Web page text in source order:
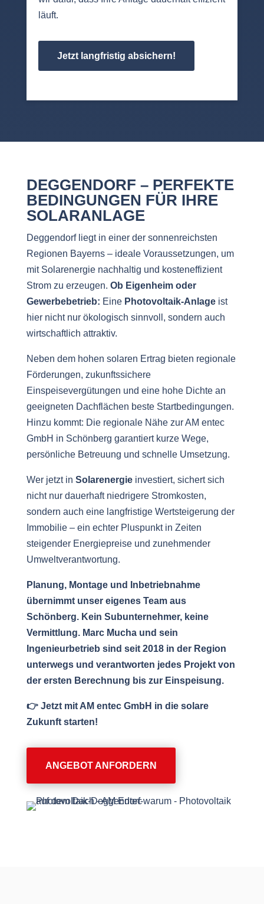
läuft.
Jetzt langfristig absichern!
DEGGENDORF – PERFEKTE
BEDINGUNGEN FÜR IHRE
SOLARANLAGE
Deggendorf liegt in einer der sonnenreichsten
Regionen Bayerns – ideale Voraussetzungen, um
mit Solarenergie nachhaltig und kosteneffizient
Strom zu erzeugen. Ob Eigenheim oder
Gewerbebetrieb: Eine Photovoltaik-Anlageist
hier nicht nur ökologisch sinnvoll, sondern auch
wirtschaftlich attraktiv.
Neben dem hohen solaren Ertrag bieten regionale
Förderungen, zukunftssichere
Einspeisevergütungen und eine hohe Dichte an
geeigneten Dachflächen beste Startbedingungen.
Hinzu kommt: Die regionale Nähe zur AM entec
GmbH in Schönberg garantiert kurze Wege,
persönliche Betreuung und schnelle Umsetzung.
Wer jetzt in Solarenergieinvestiert, sichert sich
nicht nur dauerhaft niedrigere Stromkosten,
sondern auch eine langfristige Wertsteigerung der
Immobilie – ein echter Pluspunkt in Zeiten
steigender Energiepreise und zunehmender
Umweltverantwortung.
Planung, Montage und Inbetriebnahme
übernimmt unser eigenes Team aus
Schönberg. Kein Subunternehmer, keine
Vermittlung. Marc Mucha und sein
Ingenieurbetrieb sind seit 2018 in der Region
unterwegs und verantworten jedes Projekt von
der ersten Berechnung bis zur Einspeisung.
👉 Jetzt mit AM entec GmbH in die solare
Zukunft starten!
ANGEBOT ANFORDERN